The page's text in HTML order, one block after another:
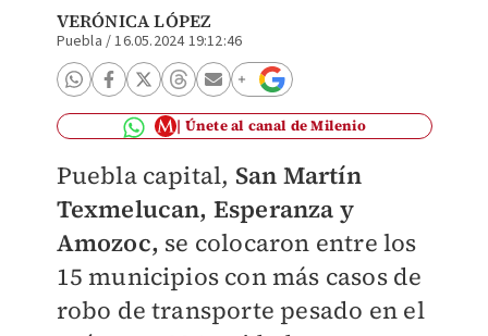
VERÓNICA LÓPEZ
Puebla /16.05.2024 19:12:46
Únete al canal de Milenio
Puebla capital, San Martín
Texmelucan, Esperanza y
Amozoc, se colocaron entre los
15 municipios con más casos de
robo de transporte pesado en el